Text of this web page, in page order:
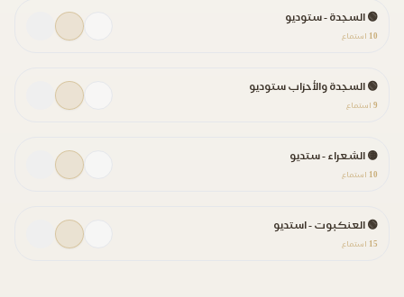
🟢 السجدة - ستوديو
10 استماع
🟢 السجدة والأحزاب ستوديو
9 استماع
🟡 الشعراء - ستديو
10 استماع
🟢 العنكبوت - استديو
15 استماع